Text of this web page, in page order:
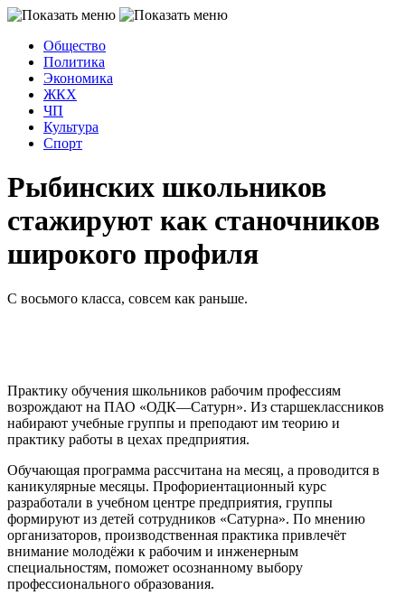
Общество
Политика
Экономика
ЖКХ
ЧП
Культура
Спорт
Рыбинских школьников
стажируют как станочников
широкого профиля
С восьмого класса, совсем как раньше.
Практику обучения школьников рабочим профессиям
возрождают на ПАО «ОДК—Сатурн». Из старшеклассников
набирают учебные группы и преподают им теорию и
практику работы в цехах предприятия.
Обучающая программа рассчитана на месяц, а проводится в
каникулярные месяцы. Профориентационный курс
разработали в учебном центре предприятия, группы
формируют из детей сотрудников «Сатурна». По мнению
организаторов, производственная практика привлечёт
внимание молодёжи к рабочим и инженерным
специальностям, поможет осознанному выбору
профессионального образования.